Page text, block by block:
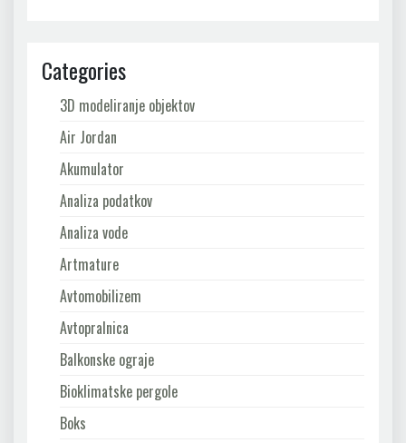
Categories
3D modeliranje objektov
Air Jordan
Akumulator
Analiza podatkov
Analiza vode
Artmature
Avtomobilizem
Avtopralnica
Balkonske ograje
Bioklimatske pergole
Boks